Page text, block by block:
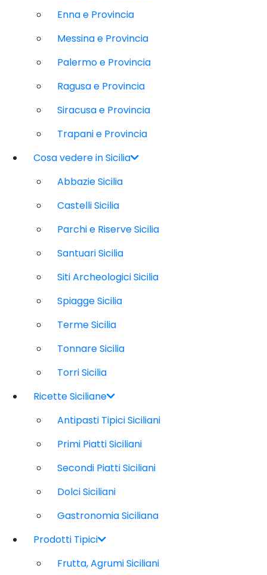
Enna e Provincia
Messina e Provincia
Palermo e Provincia
Ragusa e Provincia
Siracusa e Provincia
Trapani e Provincia
Cosa vedere in Sicilia
Abbazie Sicilia
Castelli Sicilia
Parchi e Riserve Sicilia
Santuari Sicilia
Siti Archeologici Sicilia
Spiagge Sicilia
Terme Sicilia
Tonnare Sicilia
Torri Sicilia
Ricette Siciliane
Antipasti Tipici Siciliani
Primi Piatti Siciliani
Secondi Piatti Siciliani
Dolci Siciliani
Gastronomia Siciliana
Prodotti Tipici
Frutta, Agrumi Siciliani